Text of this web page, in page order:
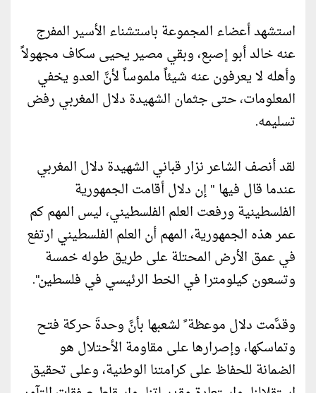
استشهد أعضاء المجموعة باستشناء الأسير المفرج
عنه خالد أبو إصبع، وبقي مصير يحيى سكاف مجهولاً
وأهله لا يعرفون عنه شيئاً ملموساً لأنَّ العدو يخفي
المعلومات، حتى جثمان الشهيدة دلال المغربي رفض
تسليمه.
لقد أنصف الشاعر نزار قباني الشهيدة دلال المغربي
عندما قال فيها " إن دلال أقامت الجمهورية
الفلسطينية ورفعت العلم الفلسطيني، ليس المهم كم
عمر هذه الجمهورية، المهم أن العلم الفلسطيني ارتفع
في عمق الأرض المحتلة على طريق طوله خمسة
وتسعون كيلومترا في الخط الرئيسي في فلسطين".
وقدَّمت دلال موعظة ً لشعبها بأنَّ وحدةَ حركة فتح
وتماسكها، وإصرارها على مقاومة الأحتلال هو
الضمانة للحفاظ على كرامتنا الوطنية، وعلى تحقيق